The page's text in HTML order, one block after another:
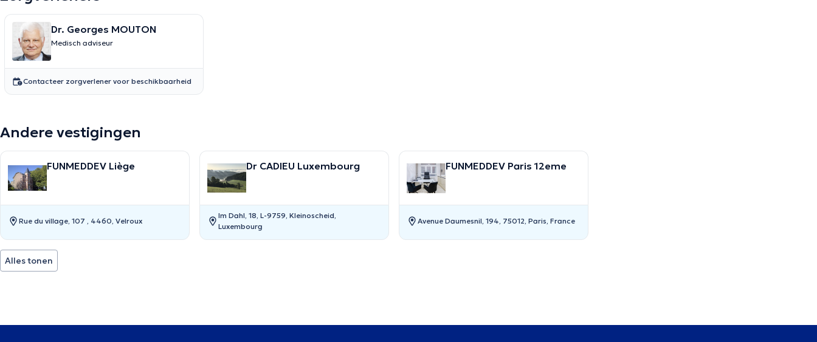
Dr. Georges MOUTON
Medisch adviseur
Contacteer zorgverlener voor beschikbaarheid
Andere vestigingen
FUNMEDDEV Liège
Rue du village, 107 , 4460, Velroux
Dr CADIEU Luxembourg
Im Dahl, 18, L-9759, Kleinoscheid,
Luxembourg
FUNMEDDEV Paris 12eme
Avenue Daumesnil, 194, 75012, Paris, France
Alles tonen